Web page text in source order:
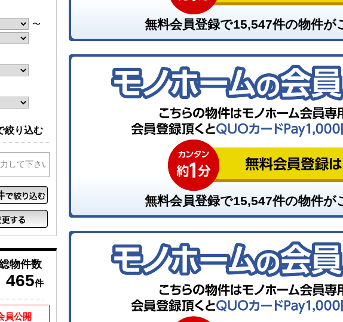
無料会員登録で15,547件の物件が
無料会員登録で15,547件の物件が
〜
絞り込む
物件数
465件
員公開